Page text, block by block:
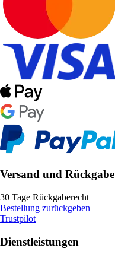
Versand und Rückgabe
30 Tage Rückgaberecht
Bestellung zurückgeben
Trustpilot
Dienstleistungen